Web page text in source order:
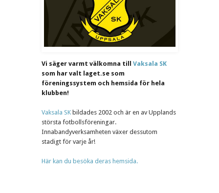
Vi säger varmt välkomna till Vaksala SK
som har valt laget.se som
föreningssystem och hemsida för hela
klubben!
Vaksala SKbildades 2002 och är en av Upplands
största fotbollsföreningar.
Innabandyverksamheten växer dessutom
stadigt för varje år!
Här kan du besöka deras hemsida.